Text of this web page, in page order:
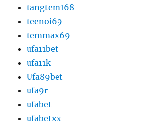
tangtem168
teenoi69
temmax69
ufa11bet
ufa11k
Ufa89bet
ufa9r
ufabet
ufabetxx